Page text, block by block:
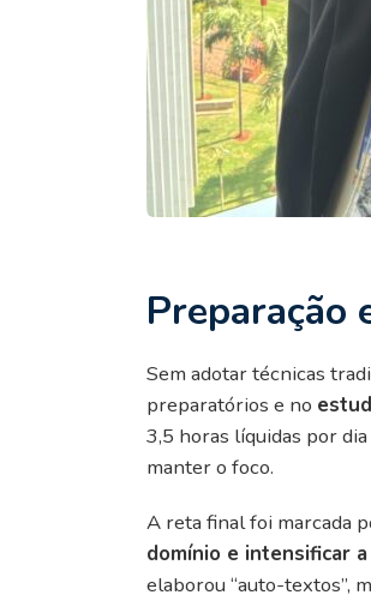
Preparação
Sem adotar técnicas
preparatórios e no
3,5 horas líquidas por
manter o foco.
A reta final foi marcada
domínio e intensificar
elaborou “auto-textos”,